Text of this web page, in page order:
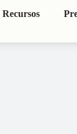
Recursos